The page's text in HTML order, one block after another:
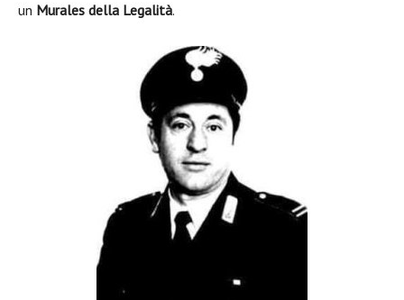
un Murales della Legalità.